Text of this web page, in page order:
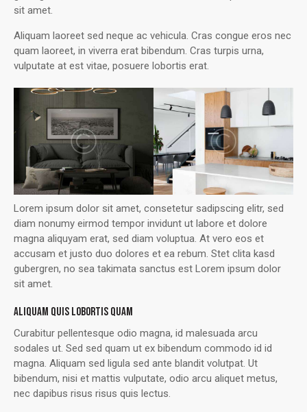
sit amet.
Aliquam laoreet sed neque ac vehicula. Cras congue eros nec
quam laoreet, in viverra erat bibendum. Cras turpis urna,
vulputate at est vitae, posuere lobortis erat.
Lorem ipsum dolor sit amet, consetetur sadipscing elitr, sed
diam nonumy eirmod tempor invidunt ut labore et dolore
magna aliquyam erat, sed diam voluptua. At vero eos et
accusam et justo duo dolores et ea rebum. Stet clita kasd
gubergren, no sea takimata sanctus est Lorem ipsum dolor
sit amet.
ALIQUAM QUIS LOBORTIS QUAM
Curabitur pellentesque odio magna, id malesuada arcu
sodales ut. Sed sed quam ut ex bibendum commodo id id
magna. Aliquam sed ligula sed ante blandit volutpat. Ut
bibendum, nisi et mattis vulputate, odio arcu aliquet metus,
nec dapibus risus risus quis lectus.